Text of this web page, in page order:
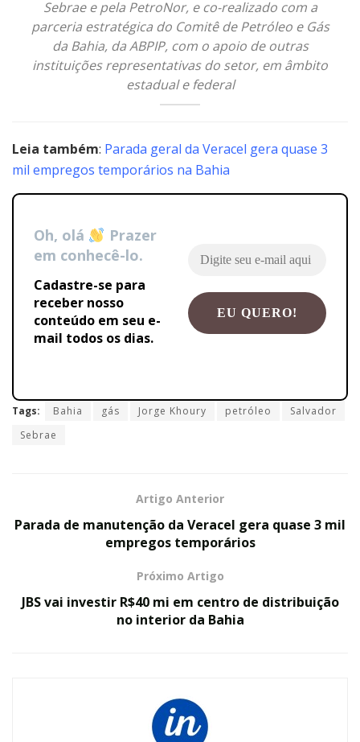
Sebrae e pela PetroNor, e co-realizado com a
parceria estratégica do Comitê de Petróleo e Gás
da Bahia, da ABPIP, com o apoio de outras
instituições representativas do setor, em âmbito
estadual e federal
Leia também: Parada geral da Veracel gera quase 3
mil empregos temporários na Bahia
Oh, olá
Prazer
em conhecê-lo.
Cadastre-se para
receber nosso
conteúdo em seu e-
mail todos os dias.
Tags: Bahia gás Jorge Khoury petróleo
Salvador
Sebrae
Artigo Anterior
Parada de manutenção da Veracel gera quase 3 mil
empregos temporários
Próximo Artigo
JBS vai investir R$40 mi em centro de distribuição
no interior da Bahia